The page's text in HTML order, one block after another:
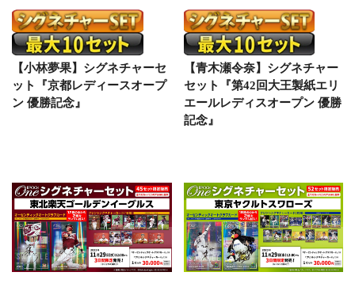
【小林夢果】シグネチャーセ
ット『京都レディースオープ
ン 優勝記念』
【青木瀬令奈】シグネチャー
セット『第42回大王製紙エリ
エールレディスオープン 優勝
記念』